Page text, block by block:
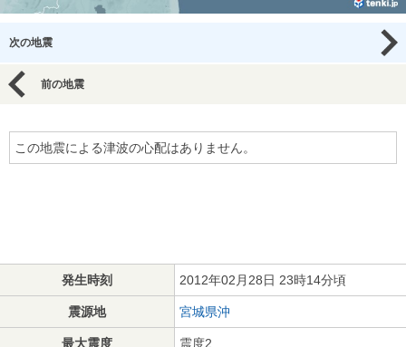
次の地震
前の地震
この地震による津波の心配はありません。
発生時刻 2012年02月28日 23時14分頃
震源地 宮城県沖
最大震度 震度2